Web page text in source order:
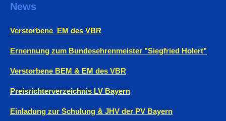
News
Verstorbene EM des VBR
Ernennung zum Bundesehrenmeister "Siegfried Holert"
Verstorbene BEM & EM des VBR
Preisrichterverzeichnis LV Bayern
Einladung zur Schulung & JHV der PV Bayern